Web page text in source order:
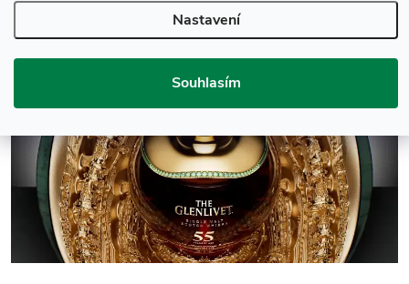
Nastavení
Souhlasím